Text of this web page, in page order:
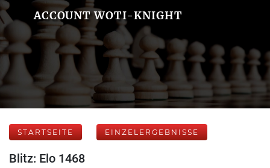
ACCOUNT WOTI-KNIGHT
STARTSEITE EINZELERGEBNISSE
Blitz: Elo 1468